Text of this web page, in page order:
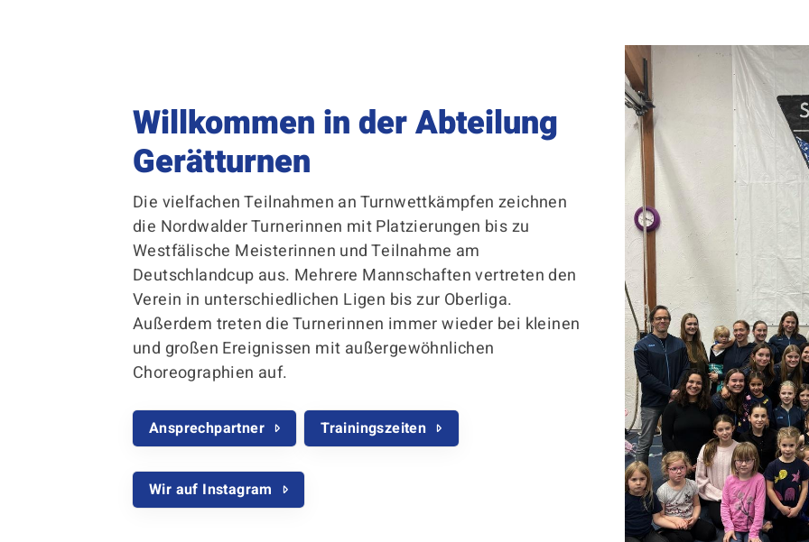
Willkommen in der Abteilung
Gerätturnen
Die vielfachen Teilnahmen an Turnwettkämpfen zeichnen
die Nordwalder Turnerinnen mit Platzierungen bis zu
Westfälische Meisterinnen und Teilnahme am
Deutschlandcup aus. Mehrere Mannschaften vertreten den
Verein in unterschiedlichen Ligen bis zur Oberliga.
Außerdem treten die Turnerinnen immer wieder bei kleinen
und großen Ereignissen mit außergewöhnlichen
Choreographien auf.
Ansprechpartner Trainingszeiten
Wir auf Instagram
Quicklinks
Sportangebote finden
Unser Sportangebot
Sportsuche
Ausfälle und Vertretungen
Deutsches Sportabzeichen
Alles zur Mitgliedschaft
Downloads
Termine
Fragen & Antworten